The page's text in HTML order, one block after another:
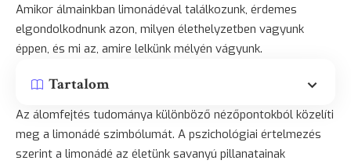
Amikor álmainkban limonádéval találkozunk, érdemes
elgondolkodnunk azon, milyen élethelyzetben vagyunk
éppen, és mi az, amire lelkünk mélyén vágyunk.
Tartalom
Az álomfejtés tudománya különböző nézőpontokból közelíti
meg a limonádé szimbólumát. A pszichológiai értelmezés
szerint a limonádé az életünk savanyú pillanatainak